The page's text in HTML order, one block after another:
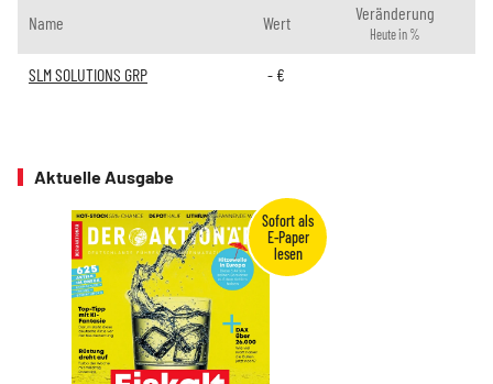
Name Wert Veränderung
Heute in %
SLM SOLUTIONS GRP - €
Aktuelle Ausgabe